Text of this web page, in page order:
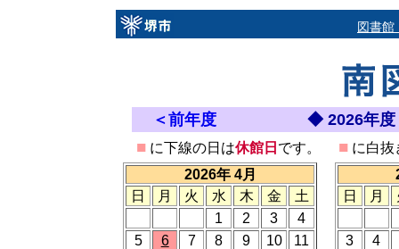
図書館
＜前年度 ◆ 2026年
■ に下線の日は休館日 です。 ■ に白抜
2026年 4月
日
月 火 水 木 金
土
1
2 3
4
5
6 7 8 9 10
11
日
月
3
4